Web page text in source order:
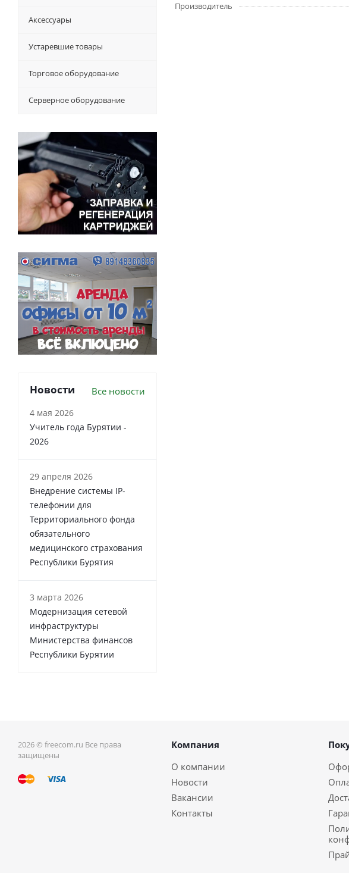
Производитель
Аксессуары
Устаревшие товары
Торговое оборудование
Серверное оборудование
Новости Все новости
4 мая 2026
Учитель года Бурятии -
2026
29 апреля 2026
Внедрение системы IP-
телефонии для
Территориального фонда
обязательного
медицинского страхования
Республики Бурятия
3 марта 2026
Модернизация сетевой
инфраструктуры
Министерства финансов
Республики Бурятии
2026 © freecom.ru Все права
защищены
Компания
О компании
Новости
Вакансии
Контакты